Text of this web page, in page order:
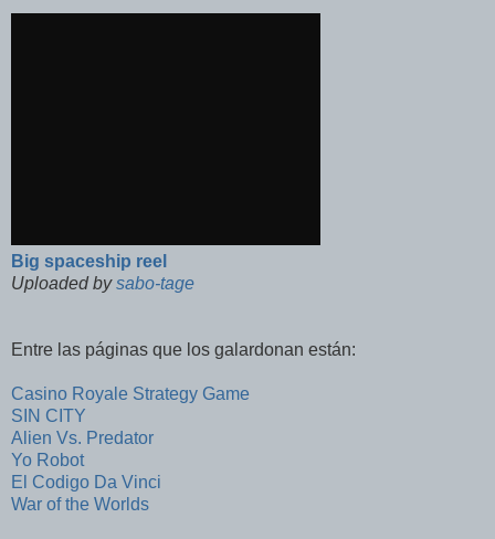
Big spaceship reel
Uploaded bysabo-tage
Entre las páginas que los galardonan están:
Casino Royale Strategy Game
SIN CITY
Alien Vs. Predator
Yo Robot
El Codigo Da Vinci
War of the Worlds